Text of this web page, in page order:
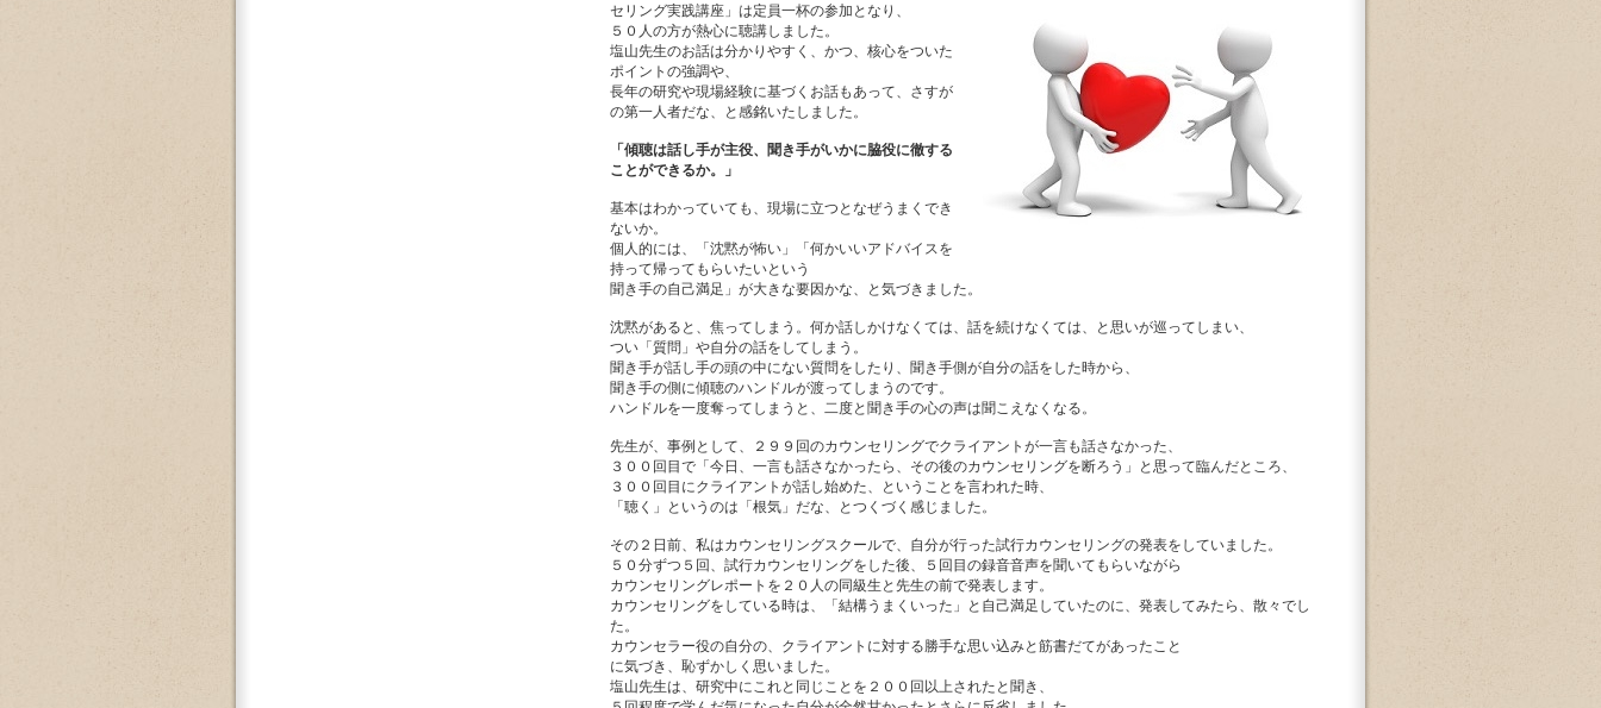
セリング実践講座」は定員一杯の参加となり、
５０人の方が熱心に聴講しました。
塩山先生のお話は分かりやすく、かつ、核心をついた
ポイントの強調や、
長年の研究や現場経験に基づくお話もあって、さすが
の第一人者だな、と感銘いたしました。
「傾聴は話し手が主役、聞き手がいかに脇役に徹する
ことができるか。」
基本はわかっていても、現場に立つとなぜうまくでき
ないか。
個人的には、「沈黙が怖い」「何かいいアドバイスを
持って帰ってもらいたいという
聞き手の自己満足」が大きな要因かな、と気づきました。
沈黙があると、焦ってしまう。何か話しかけなくては、話を続けなくては、と思いが巡ってしまい、
つい「質問」や自分の話をしてしまう。
聞き手が話し手の頭の中にない質問をしたり、聞き手側が自分の話をした時から、
聞き手の側に傾聴のハンドルが渡ってしまうのです。
ハンドルを一度奪ってしまうと、二度と聞き手の心の声は聞こえなくなる。
先生が、事例として、２９９回のカウンセリングでクライアントが一言も話さなかった、
３００回目で「今日、一言も話さなかったら、その後のカウンセリングを断ろう」と思って臨んだところ、
３００回目にクライアントが話し始めた、ということを言われた時、
「聴く」というのは「根気」だな、とつくづく感じました。
その２日前、私はカウンセリングスクールで、自分が行った試行カウンセリングの発表をしていました。
５０分ずつ５回、試行カウンセリングをした後、５回目の録音音声を聞いてもらいながら
カウンセリングレポートを２０人の同級生と先生の前で発表します。
カウンセリングをしている時は、「結構うまくいった」と自己満足していたのに、発表してみたら、散々でし
た。
カウンセラー役の自分の、クライアントに対する勝手な思い込みと筋書だてがあったこと
に気づき、恥ずかしく思いました。
塩山先生は、研究中にこれと同じことを２００回以上されたと聞き、